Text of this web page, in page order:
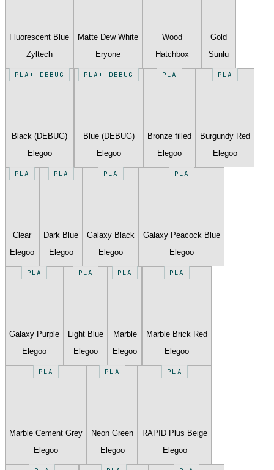
Fluorescent Blue
Zyltech
Matte Dew White
Eryone
Wood
Hatchbox
Gold
Sunlu
PLA+ DEBUG
Black (DEBUG)
Elegoo
PLA+ DEBUG
Blue (DEBUG)
Elegoo
PLA
Bronze filled
Elegoo
PLA
Burgundy Red
Elegoo
PLA
Clear
Elegoo
PLA
Dark Blue
Elegoo
PLA
Galaxy Black
Elegoo
PLA
Galaxy Peacock Blue
Elegoo
PLA
Galaxy Purple
Elegoo
PLA
Light Blue
Elegoo
PLA
Marble
Elegoo
PLA
Marble Brick Red
Elegoo
PLA
Marble Cement Grey
Elegoo
PLA
Neon Green
Elegoo
PLA
RAPID Plus Beige
Elegoo